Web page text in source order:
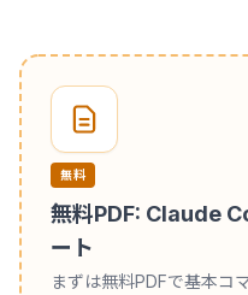
無料
無料PDF: Claude
ート
まずは無料PDFで基本コ